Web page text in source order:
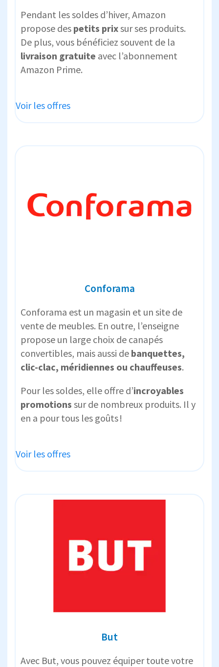
Pendant les soldes d’hiver, Amazon
propose des petits prixsur ses produits.
De plus, vous bénéficiez souvent de la
livraison gratuite avec l’abonnement
Amazon Prime.
Voir les offres
Conforama
Conforama est un magasin et un site de
vente de meubles. En outre, l’enseigne
propose un large choix de canapés
convertibles, mais aussi de banquettes,
clic-clac, méridiennes ou chauffeuses.
Pour les soldes, elle offre d’incroyables
promotions sur de nombreux produits. Il y
en a pour tous les goûts !
Voir les offres
But
Avec But, vous pouvez équiper toute votre